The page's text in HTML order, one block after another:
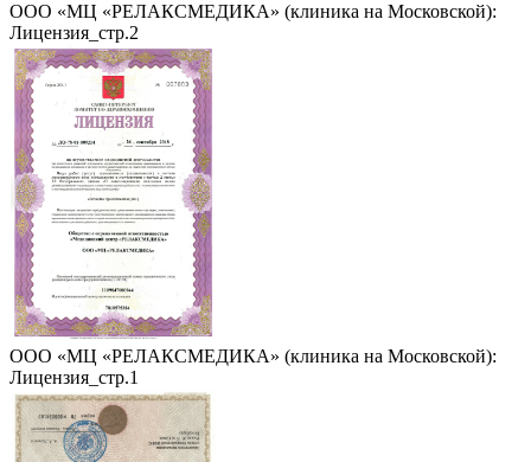
ООО «МЦ «РЕЛАКСМЕДИКА» (клиника на Московской):
Лицензия_стр.2
ООО «МЦ «РЕЛАКСМЕДИКА» (клиника на Московской):
Лицензия_стр.1